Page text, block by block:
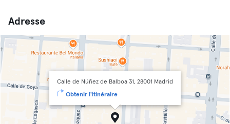
Adresse
Calle de Núñez de Balboa 31, 28001 Madrid
Obtenir l'itinéraire